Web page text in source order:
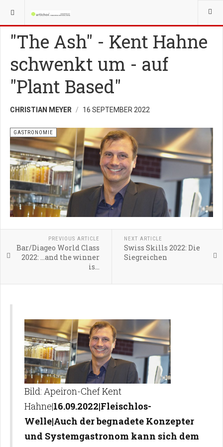
YOU ARE HERE:
"The Ash" - Kent Hahne
schwenkt um - auf
"Plant Based"
CHRISTIAN MEYER 16 SEPTEMBER 2022
GASTRONOMIE
PREVIOUS ARTICLE
Bar/Diageo World Class
2022: ...and the winner
is...
NEXT ARTICLE
Swiss Skills 2022: Die
Siegreichen
Bild: Apeiron-Chef Kent
Hahne|16.09.2022|Fleischlos-
Welle|Auch der begnadete Konzepter
und Systemgastronom kann sich dem